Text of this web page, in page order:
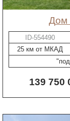
ID-554490
25 км от МКАД
139 750